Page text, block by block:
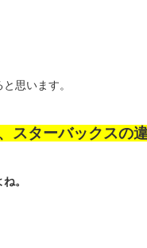
思います。
スターバックスの
。